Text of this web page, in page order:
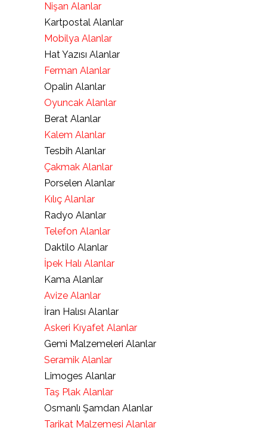
Nişan Alanlar
Kartpostal Alanlar
Mobilya Alanlar
Hat Yazısı Alanlar
Ferman Alanlar
Opalin Alanlar
Oyuncak Alanlar
Berat Alanlar
Kalem Alanlar
Tesbih Alanlar
Çakmak Alanlar
Porselen Alanlar
Kılıç Alanlar
Radyo Alanlar
Telefon Alanlar
Daktilo Alanlar
İpek Halı Alanlar
Kama Alanlar
Avize Alanlar
İran Halısı Alanlar
Askeri Kıyafet Alanlar
Gemi Malzemeleri Alanlar
Seramik Alanlar
Limoges Alanlar
Taş Plak Alanlar
Osmanlı Şamdan Alanlar
Tarikat Malzemesi Alanlar